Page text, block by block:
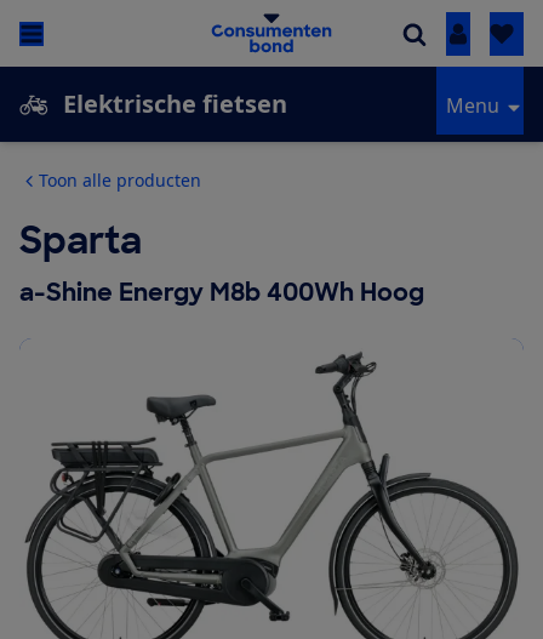
Inloggen
Elektrische fietsen Menu
Toon alle producten
Sparta
a-Shine Energy M8b 400Wh Hoog